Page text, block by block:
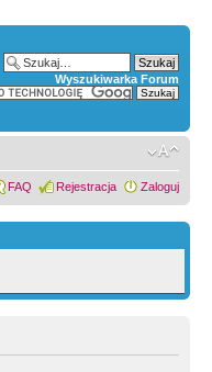
Wyszukiwarka Forum
FAQ Rejestracja Zaloguj